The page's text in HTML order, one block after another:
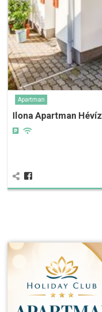
Apartman
Ilona Apartman Hévíz